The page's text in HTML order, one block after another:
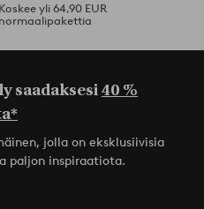
Koskee yli 64,90 EUR
normaalipakettia
saadaksesi40 %
jolla on eksklusiivisia
paljon inspiraatiota.